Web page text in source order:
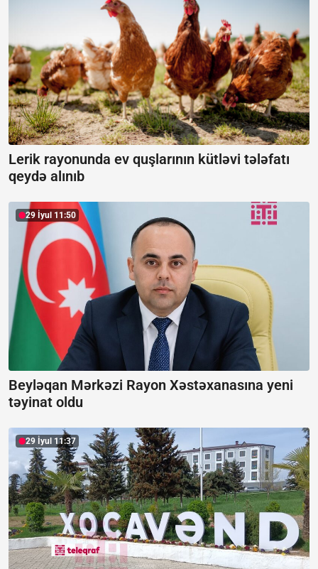
Lerik rayonunda ev quşlarının kütləvi tələfatı
qeydə alınıb
29 İyul 11:50
Beyləqan Mərkəzi Rayon Xəstəxanasına yeni
təyinat oldu
29 İyul 11:37